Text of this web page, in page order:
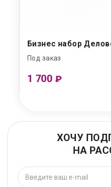
Бизнес набор
Под заказ
1 700 ₽
ХОЧУ
НА